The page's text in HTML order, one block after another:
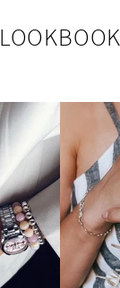
LOOKBOOK